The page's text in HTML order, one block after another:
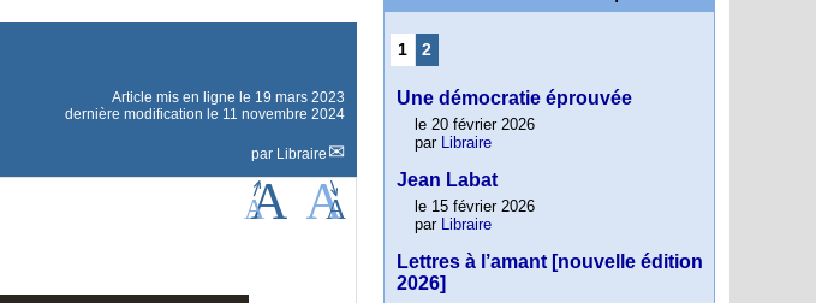
Article mis en ligne le 19 mars 2023
dernière modification le 11 novembre 2024
par Libraire
1 2
Une démocratie éprouvée
le 20 février 2026
par Libraire
Jean Labat
le 15 février 2026
par Libraire
Lettres à l’amant [nouvelle édition
2026]